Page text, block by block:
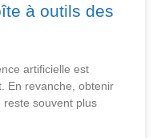
à outils des
artificielle est
En revanche, obtenir
souvent plus